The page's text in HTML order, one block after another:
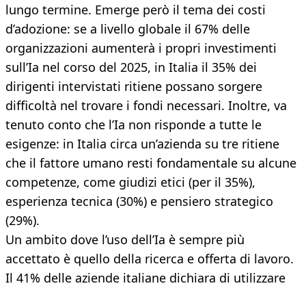
lungo termine. Emerge però il tema dei costi
d’adozione: se a livello globale il 67% delle
organizzazioni aumenterà i propri investimenti
sull’Ia nel corso del 2025, in Italia il 35% dei
dirigenti intervistati ritiene possano sorgere
difficoltà nel trovare i fondi necessari. Inoltre, va
tenuto conto che l’Ia non risponde a tutte le
esigenze: in Italia circa un’azienda su tre ritiene
che il fattore umano resti fondamentale su alcune
competenze, come giudizi etici (per il 35%),
esperienza tecnica (30%) e pensiero strategico
(29%).
Un ambito dove l’uso dell’Ia è sempre più
accettato è quello della ricerca e offerta di lavoro.
Il 41% delle aziende italiane dichiara di utilizzare